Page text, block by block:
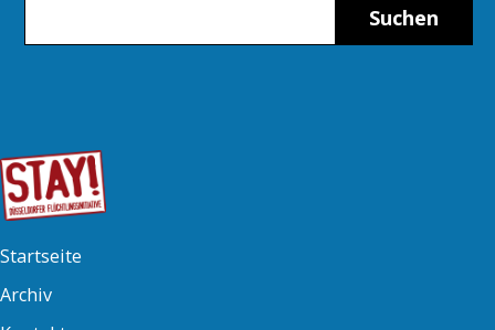
Suchen
Startseite
Archiv